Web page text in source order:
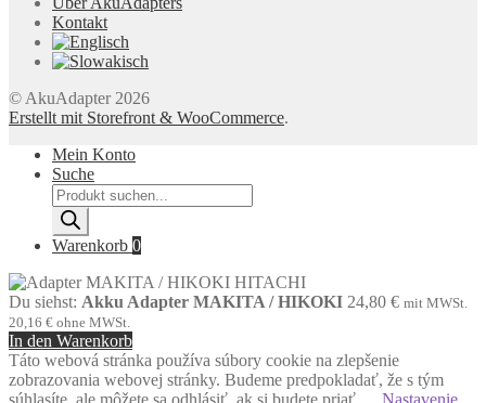
Kontakt
© AkuAdapter 2026
Erstellt mit Storefront & WooCommerce.
Mein Konto
Suche
Products
search
Warenkorb 0
Du siehst: Akku Adapter MAKITA / HIKOKI 24,80 € mit MWSt.
20,16 € ohne MWSt.
In den Warenkorb
Táto webová stránka používa súbory cookie na zlepšenie
zobrazovania webovej stránky. Budeme predpokladať, že s tým
súhlasíte, ale môžete sa odhlásiť, ak si budete priať.
Nastavenie